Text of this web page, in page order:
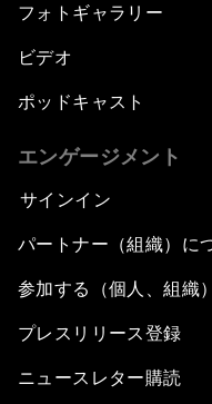
フォトギャラリー
ビデオ
ポッドキャスト
エンゲージメント
サインイン
パートナー（組織）に
参加する（個人、組織）
プレスリリース登録
ニュースレター購読